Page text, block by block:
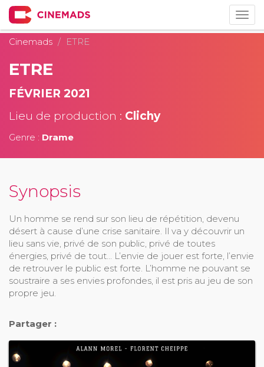
Cinemads
ETRE
ETRE
FÉVRIER 2021
Lieu de production : Clichy
Genre : Drame
Synopsis
Un homme se rend sur son lieu de répétition, devenu
désert à cause d’une crise sanitaire. Il va y découvrir un
lieu sans vie, privé de son public, privé de toutes
énergies, privé de tout... L’envie de jouer est forte, l’envie
de retrouver le public est forte. L’homme ne pouvant se
soustraire a ses envies profondes, il est pris au jeu de son
propre jeu.
Partager :